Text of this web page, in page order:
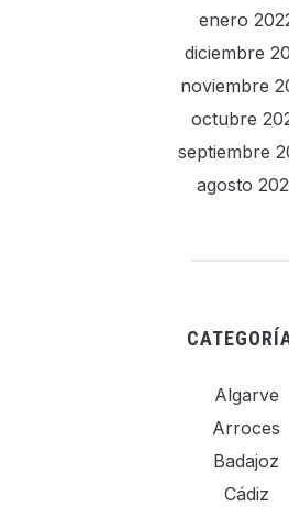
enero
diciembre
noviembre
octubre
septiembre
agosto
Algarve
Arroces
Badajoz
Cádiz